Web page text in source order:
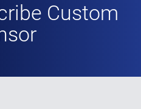
Custom